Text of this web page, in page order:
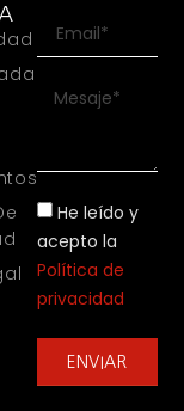
He leído y
acepto la
Política de
privacidad
ENVIAR